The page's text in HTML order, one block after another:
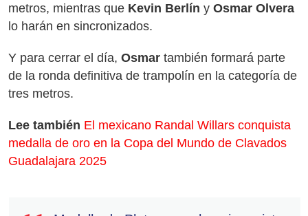
metros, mientras que Kevin Berlín y Osmar Olvera
lo harán en sincronizados.
Y para cerrar el día, Osmar también formará parte
de la ronda definitiva de trampolín en la categoría de
tres metros.
Lee también El mexicano Randal Willars conquista
medalla de oro en la Copa del Mundo de Clavados
Guadalajara 2025